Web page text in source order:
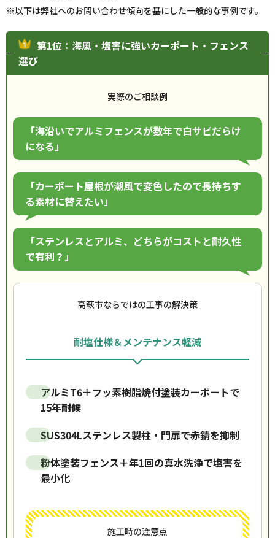
※以下は弊社へのお問い合わせ傾向を基にした一般的な事例です。
第1位：海風・塩害に強いカーポート・フェンス
選び
実際のご相談例
「海沿いでアルミフェンスが数年で白サビだらけ
になる」
「カーポート屋根が潮風で変色したので長持ちす
る素材に替えたい」
「ステンレスとアルミ、どちらがコストと耐久性
で有利？」
高萩市ならではの工事の解決策
耐塩仕様＆メンテナンス軽減
アルミT6＋フッ素樹脂焼付塗装カーポートで
15年耐候
SUS304Lステンレス製柱・門扉で赤錆を抑制
粉体塗装フェンス＋年1回の真水洗浄で塩害を
最小化
施工時の注意点